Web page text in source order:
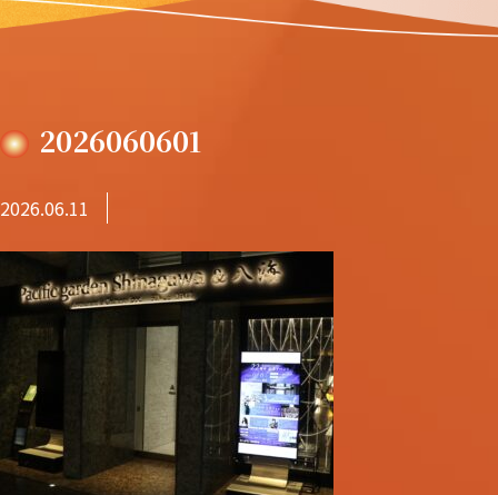
2026060601
2026.06.11